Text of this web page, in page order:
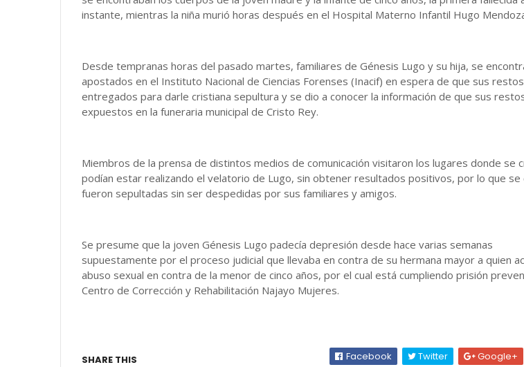
instante, mientras la niña murió horas después en el Hospital Materno Infantil Hugo
Desde tempranas horas del pasado martes, familiares de Génesis Lugo y su hija, se
apostados en el Instituto Nacional de Ciencias Forenses (Inacif) en espera de que sus
entregados para darle cristiana sepultura y se dio a conocer la información de que sus
expuestos en la funeraria municipal de Cristo Rey.
Miembros de la prensa de distintos medios de comunicación visitaron los lugares donde se
podían estar realizando el velatorio de Lugo, sin obtener resultados positivos, por lo que se
fueron sepultadas sin ser despedidas por sus familiares y amigos.
Se presume que la joven Génesis Lugo padecía depresión desde hace varias semanas
supuestamente por el proceso judicial que llevaba en contra de su hermana mayor a quien
abuso sexual en contra de la menor de cinco años, por el cual está cumpliendo prisión
Centro de Corrección y Rehabilitación Najayo Mujeres.
SHARE THIS Facebook Twitter Google+